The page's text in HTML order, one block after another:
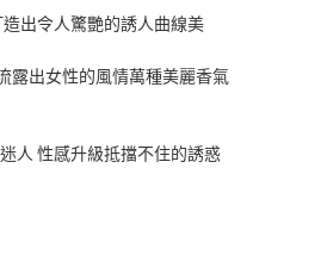
出令人驚艷的誘人曲線美
露出女性的風情萬種美麗香氣
人 性感升級抵擋不住的誘惑